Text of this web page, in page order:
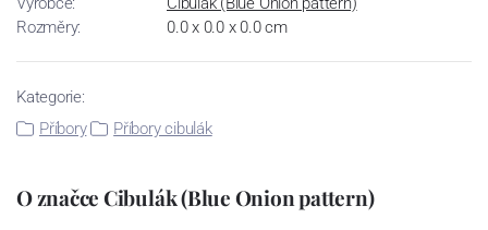
Rozměry:
0.0 x 0.0 x 0.0 cm
Kategorie:
Příbory
Příbory cibulák
O značce Cibulák (Blue Onion pattern)